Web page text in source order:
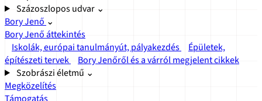
Százoszlopos udvar ⌄
Bory Jenő ⌄
Bory Jenő áttekintés
Iskolák, európai tanulmányút, pályakezdés
Épületek,
építészeti tervek
Bory Jenőről és a várról megjelent cikkek
Szobrászi életmű ⌄
Megközelítés